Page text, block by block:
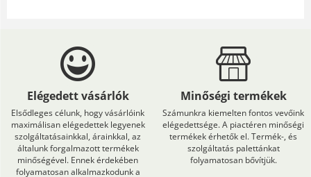
Elégedett vásárlók
Elsődleges célunk, hogy vásárlóink
maximálisan elégedettek legyenek
szolgáltatásainkkal, árainkkal, az
általunk forgalmazott termékek
minőségével. Ennek érdekében
folyamatosan alkalmazkodunk a
Minőségi termékek
Számunkra kiemelten fontos vevőink
elégedettsége. A piactéren minőségi
termékek érhetők el. Termék-, és
szolgáltatás palettánkat
folyamatosan bővítjük.